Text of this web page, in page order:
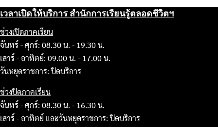
เวลาเปิดให้บริการ สำนักการเรียนรู้ตลอดชีวิตฯ
ช่วงเปิดภาคเรียน
จันทร์ - ศุกร์: 08.30 น. - 19.30 น.
เสาร์ - อาทิตย์: 09.00 น. - 17.00 น.
วันหยุดราชการ: ปิดบริการ
ช่วงปิดภาคเรียน
จันทร์ - ศุกร์: 08.30 น. - 16.30 น.
เสาร์ - อาทิตย์ และวันหยุดราชการ: ปิดบริการ